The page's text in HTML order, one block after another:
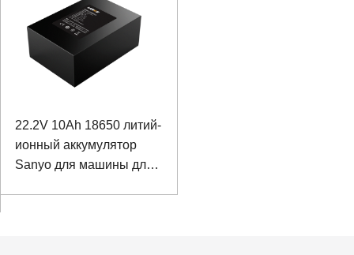
22.2V 10Ah 18650 литий-
ионный аккумулятор
Sanyo для машины для